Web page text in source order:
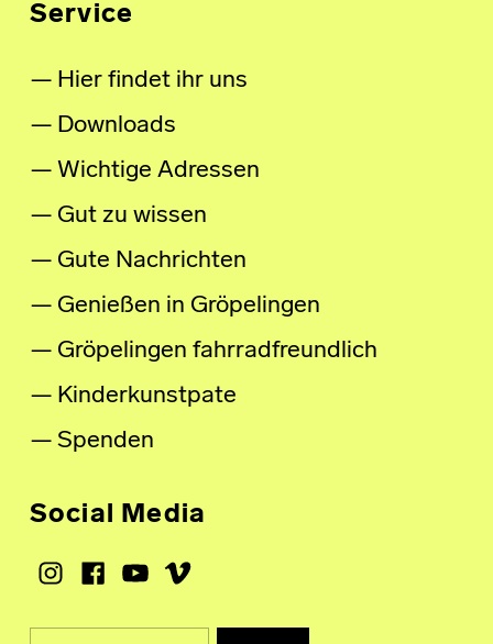
Service
Hier findet ihr uns
Downloads
Wichtige Adressen
Gut zu wissen
Gute Nachrichten
Genießen in Gröpelingen
Gröpelingen fahrradfreundlich
Kinderkunstpate
Spenden
Social Media
Instagram
Facebook
Youtube
Vimeo
Suche nach: